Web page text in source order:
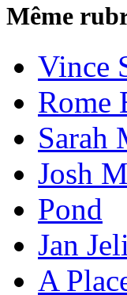
Même
Vince
Rome
Sarah
Josh
Pond
Jan
A